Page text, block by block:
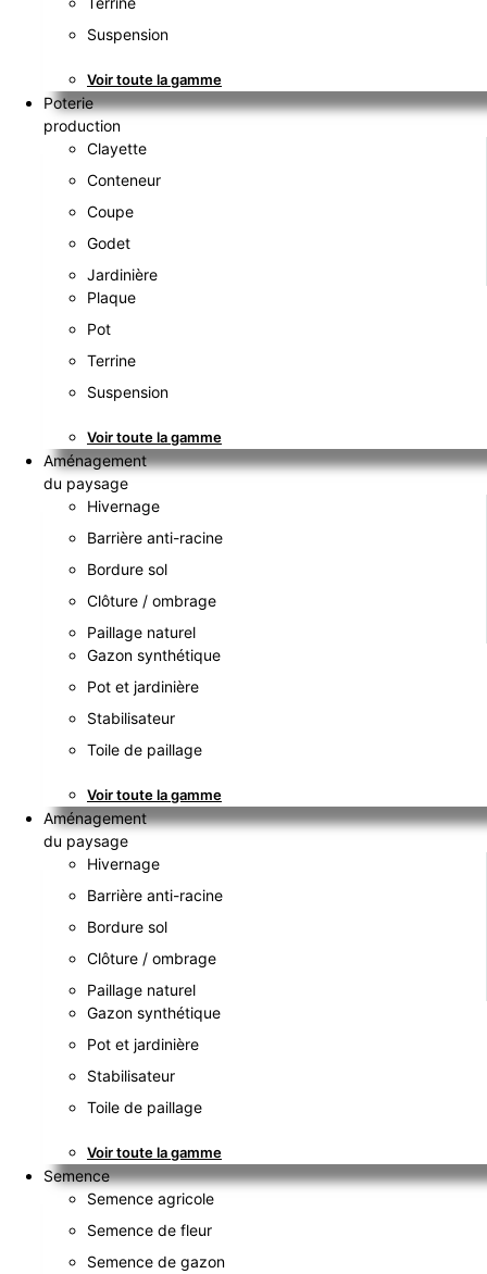
Suspension
Voir toute la gamme
Poterie
production
Clayette
Conteneur
Coupe
Godet
Jardinière
Plaque
Pot
Terrine
Suspension
Voir toute la gamme
Aménagement
du paysage
Hivernage
Barrière anti-racine
Bordure sol
Clôture / ombrage
Paillage naturel
Gazon synthétique
Pot et jardinière
Stabilisateur
Toile de paillage
Voir toute la gamme
Aménagement
du paysage
Hivernage
Barrière anti-racine
Bordure sol
Clôture / ombrage
Paillage naturel
Gazon synthétique
Pot et jardinière
Stabilisateur
Toile de paillage
Voir toute la gamme
Semence
Semence agricole
Semence de fleur
Semence de gazon